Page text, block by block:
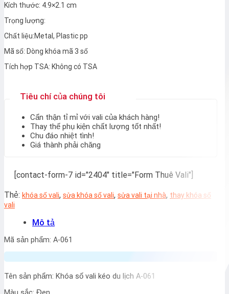
Kích thước: 4.9×2.1 cm
Trọng lượng:
Chất liệu:Metal, Plastic pp
Mã số: Dòng khóa mã 3 số
Tích hợp TSA: Không có TSA
Tiêu chí của chúng tôi
Cẩn thận tỉ mỉ với vali của khách hàng!
Thay thế phụ kiện chất lượng tốt nhất!
Chu đáo nhiệt tình!
Giá thành phải chăng
[contact-form-7 id="2404" title="Form Thuê Vali"]
Thẻ: khóa số vali, sửa khóa số vali, sửa vali tại nhà, thay khóa số
vali
Mô tả
Mã sản phẩm: A-061
Tên sản phẩm: Khóa số vali kéo du lịch A-061